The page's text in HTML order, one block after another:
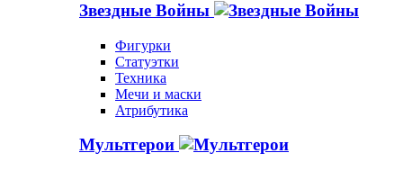
Звездные Войны
Фигурки
Статуэтки
Техника
Мечи и маски
Атрибутика
Мультгерои